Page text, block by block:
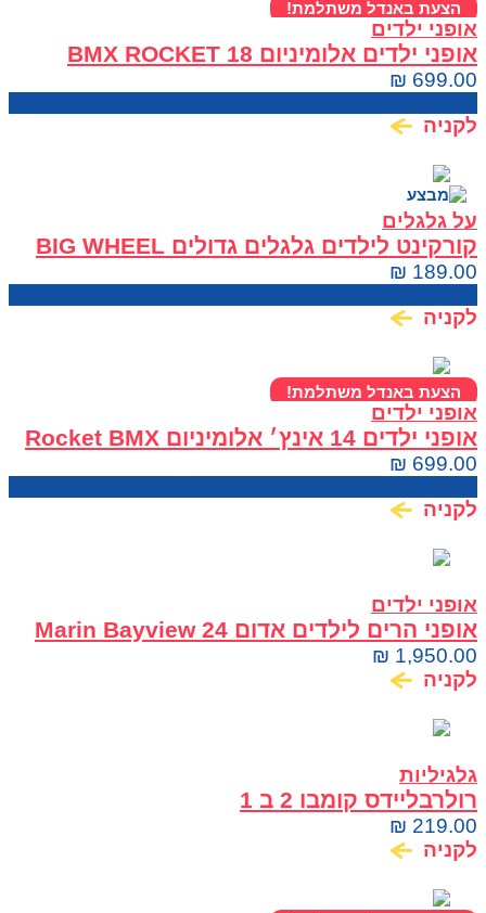
הצעת באנדל משתלמת!
אופני ילדים
אופני ילדים אלומיניום BMX ROCKET 18
₪ 699.00
לקניה
על גלגלים
קורקינט לילדים גלגלים גדולים BIG WHEEL
SCOOTER
₪ 189.00
לקניה
הצעת באנדל משתלמת!
אופני ילדים
אופני ילדים 14 אינץ׳ אלומיניום Rocket BMX
עם גלגלי עזר
₪ 699.00
לקניה
אופני ילדים
אופני הרים לילדים אדום 24 Marin Bayview
Trail
₪ 1,950.00
לקניה
גלגיליות
רולרבליידס קומבו 2 ב 1
₪ 219.00
לקניה